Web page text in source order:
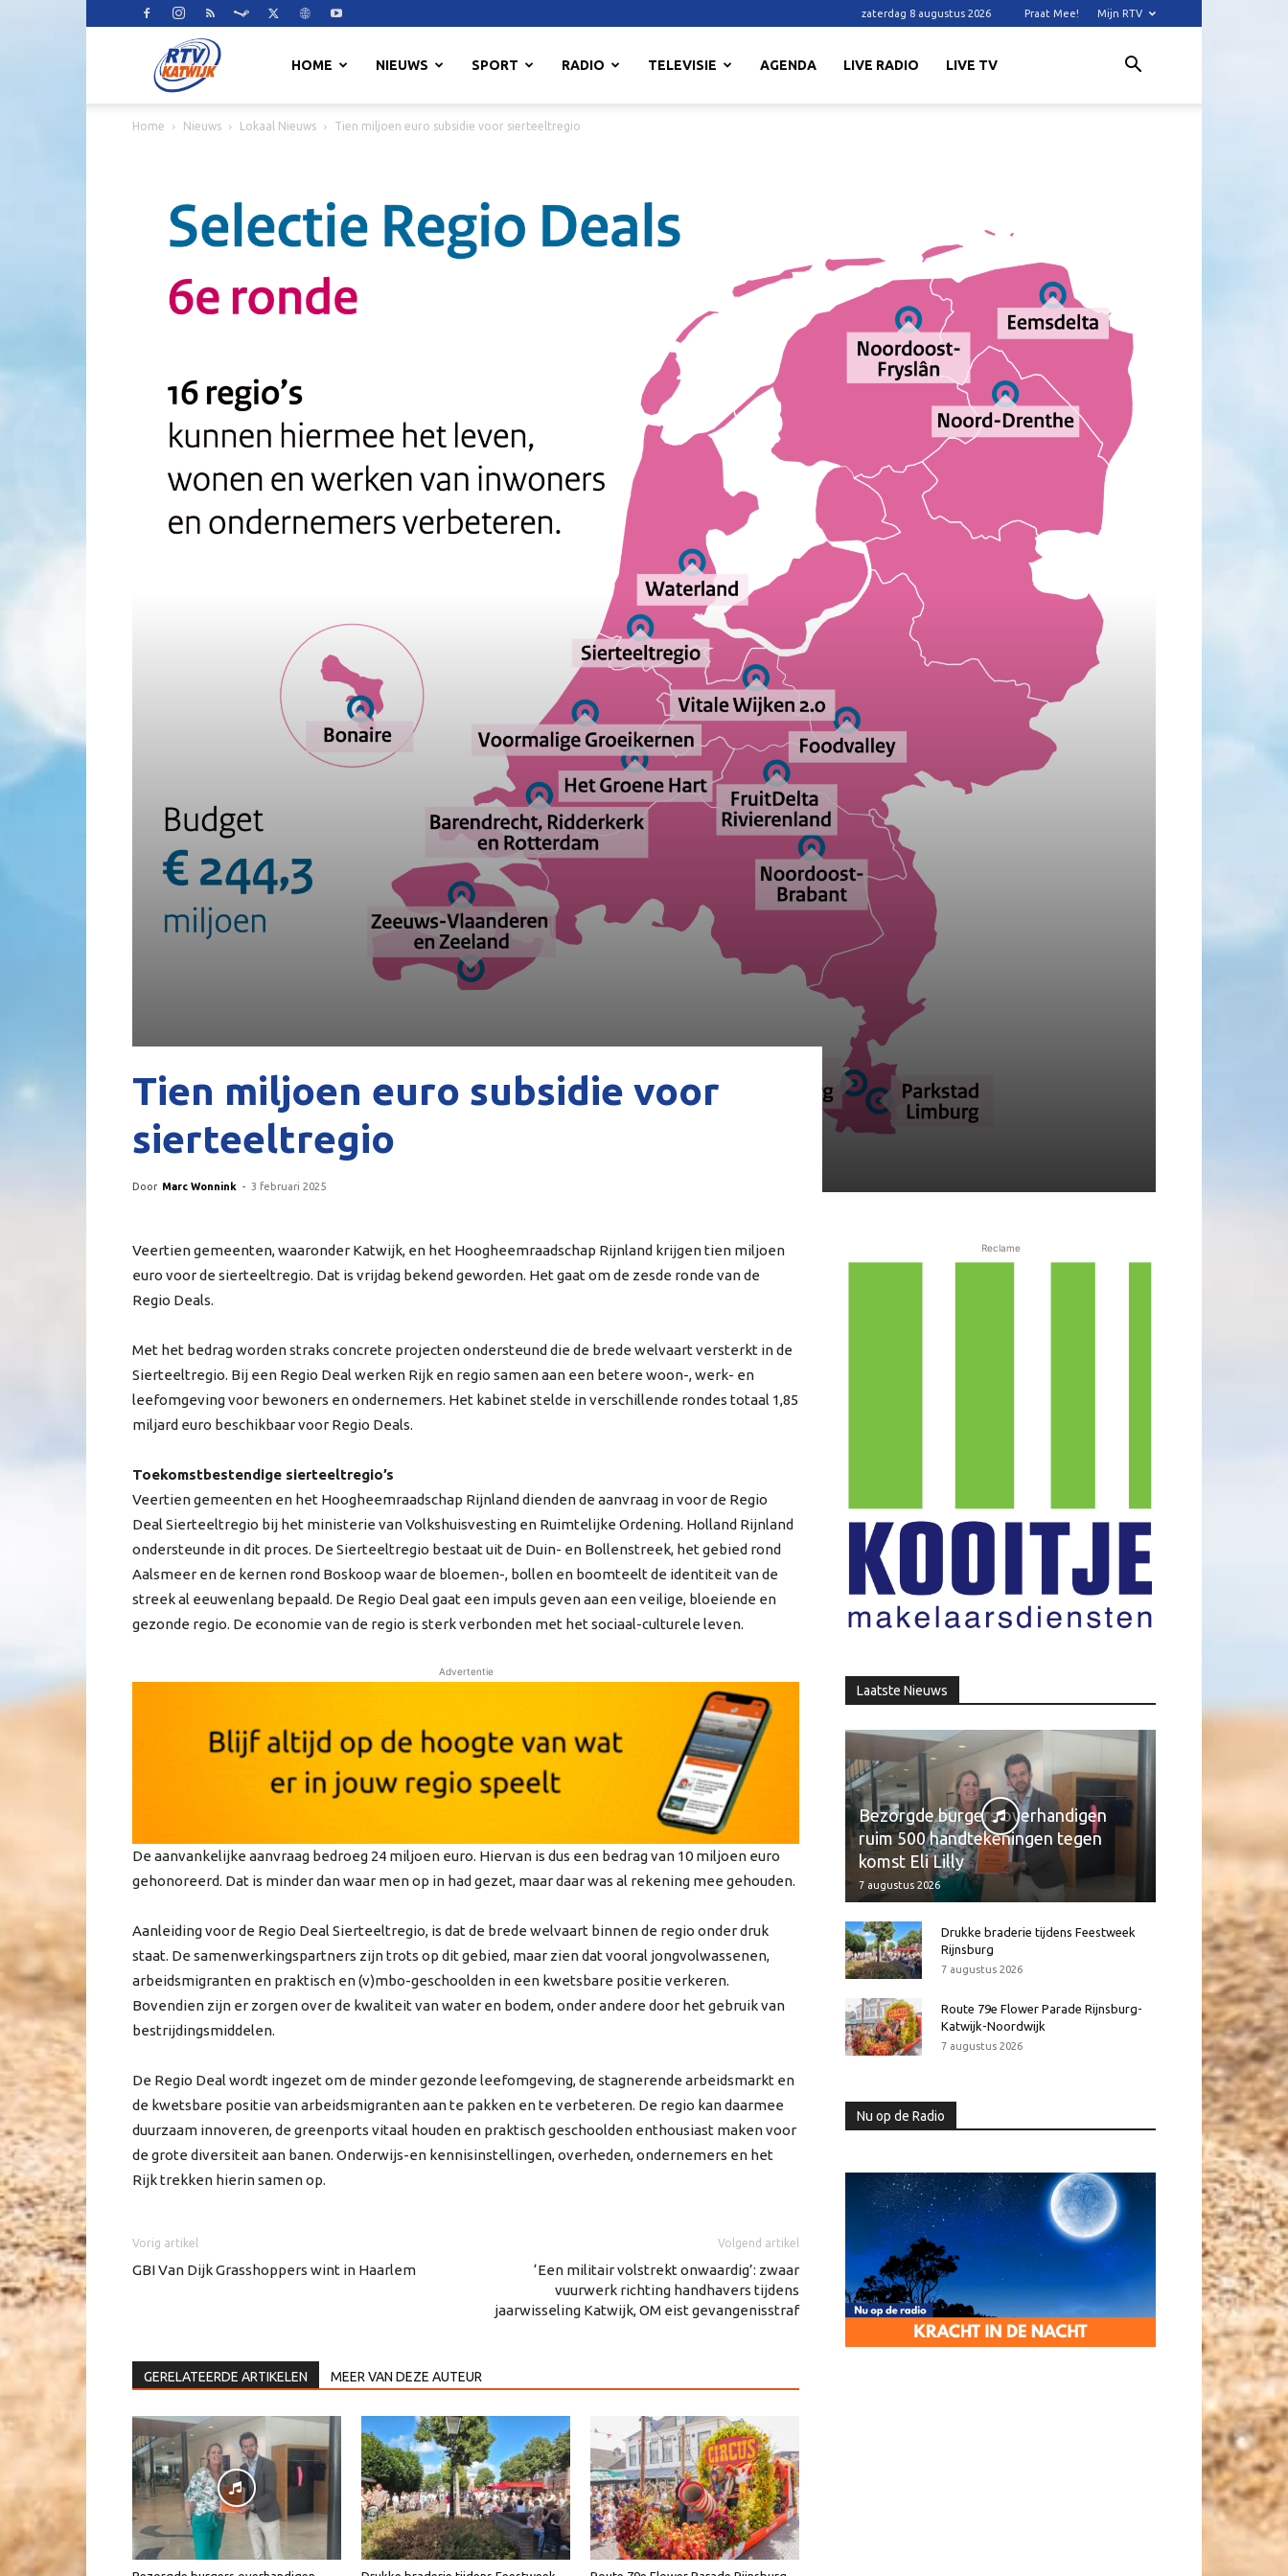
zaterdag 8 augustus 2026 Praat Mee! Mijn RTV
HOME NIEUWS SPORT RADIO TELEVISIE AGENDA LIVE RADIO LIVE TV
Home Nieuws Lokaal Nieuws Tien miljoen euro subsidie voor sierteeltregio
Tien miljoen euro subsidie voor
sierteeltregio
Door Marc Wonnink - 3 februari 2025
Veertien gemeenten, waaronder Katwijk, en het Hoogheemraadschap Rijnland krijgen tien miljoen
euro voor de sierteeltregio. Dat is vrijdag bekend geworden. Het gaat om de zesde ronde van de
Regio Deals.
Met het bedrag worden straks concrete projecten ondersteund die de brede welvaart versterkt in de
Sierteeltregio. Bij een Regio Deal werken Rijk en regio samen aan een betere woon-, werk- en
leefomgeving voor bewoners en ondernemers. Het kabinet stelde in verschillende rondes totaal 1,85
miljard euro beschikbaar voor Regio Deals.
Toekomstbestendige sierteeltregio’s
Veertien gemeenten en het Hoogheemraadschap Rijnland dienden de aanvraag in voor de Regio
Deal Sierteeltregio bij het ministerie van Volkshuisvesting en Ruimtelijke Ordening. Holland Rijnland
ondersteunde in dit proces. De Sierteeltregio bestaat uit de Duin- en Bollenstreek, het gebied rond
Aalsmeer en de kernen rond Boskoop waar de bloemen-, bollen en boomteelt de identiteit van de
streek al eeuwenlang bepaald. De Regio Deal gaat een impuls geven aan een veilige, bloeiende en
gezonde regio. De economie van de regio is sterk verbonden met het sociaal-culturele leven.
Advertentie
De aanvankelijke aanvraag bedroeg 24 miljoen euro. Hiervan is dus een bedrag van 10 miljoen euro
gehonoreerd. Dat is minder dan waar men op in had gezet, maar daar was al rekening mee gehouden.
Aanleiding voor de Regio Deal Sierteeltregio, is dat de brede welvaart binnen de regio onder druk
staat. De samenwerkingspartners zijn trots op dit gebied, maar zien dat vooral jongvolwassenen,
arbeidsmigranten en praktisch en (v)mbo-geschoolden in een kwetsbare positie verkeren.
Bovendien zijn er zorgen over de kwaliteit van water en bodem, onder andere door het gebruik van
bestrijdingsmiddelen.
De Regio Deal wordt ingezet om de minder gezonde leefomgeving, de stagnerende arbeidsmarkt en
de kwetsbare positie van arbeidsmigranten aan te pakken en te verbeteren. De regio kan daarmee
duurzaam innoveren, de greenports vitaal houden en praktisch geschoolden enthousiast maken voor
de grote diversiteit aan banen. Onderwijs-en kennisinstellingen, overheden, ondernemers en het
Rijk trekken hierin samen op.
Vorig artikel
GBI Van Dijk Grasshoppers wint in Haarlem
Volgend artikel
‘Een militair volstrekt onwaardig’: zwaar
vuurwerk richting handhavers tijdens
jaarwisseling Katwijk, OM eist gevangenisstraf
GERELATEERDE ARTIKELEN MEER VAN DEZE AUTEUR
Reclame
Laatste Nieuws
Bezorgde burgers overhandigen
ruim 500 handtekeningen tegen
komst Eli Lilly
7 augustus 2026
Drukke braderie tijdens Feestweek
Rijnsburg
7 augustus 2026
Route 79e Flower Parade Rijnsburg-
Katwijk-Noordwijk
7 augustus 2026
Nu op de Radio